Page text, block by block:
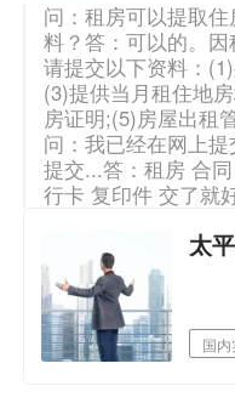
问：租房可以提取
料？答：可以的。
请提交以下资料：
(3)提供当月租住地
房证明;(5)房屋出租
问：我已经在网上
提交...答：租房 合
行卡 复印件 交了就
太
国